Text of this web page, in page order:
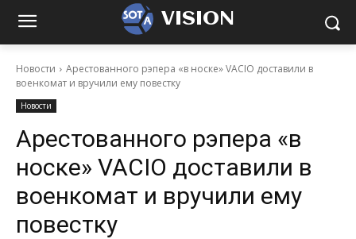
VISION
Новости
Арестованного рэпера «в носке» VACIO доставили в
военкомат и вручили ему повестку
Новости
Арестованного рэпера «в
носке» VACIO доставили в
военкомат и вручили ему
повестку